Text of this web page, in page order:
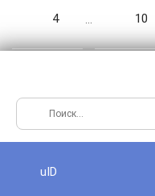
4 … 10
uID